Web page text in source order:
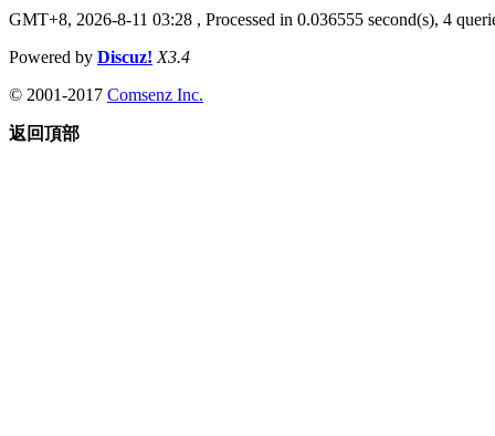
GMT+8, 2026-8-11 03:28 , Processed in 0.036555 second(s), 4
Powered by Discuz! X3.4
© 2001-2017 Comsenz Inc.
返回頂部